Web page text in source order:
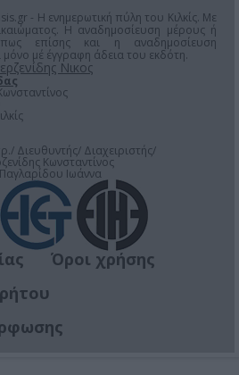
- Η ενημερωτική πύλη του Κιλκίς. Με
Η αναδημοσίευση μέρους ή
επίσης και η αναδημοσίευση
μέ έγγραφη άδεια του εκδότη.
Νικος
Διευθυντής/ Διαχειριστής/
Κωνσταντίνος
Ιωάννα
Όροι χρήσης